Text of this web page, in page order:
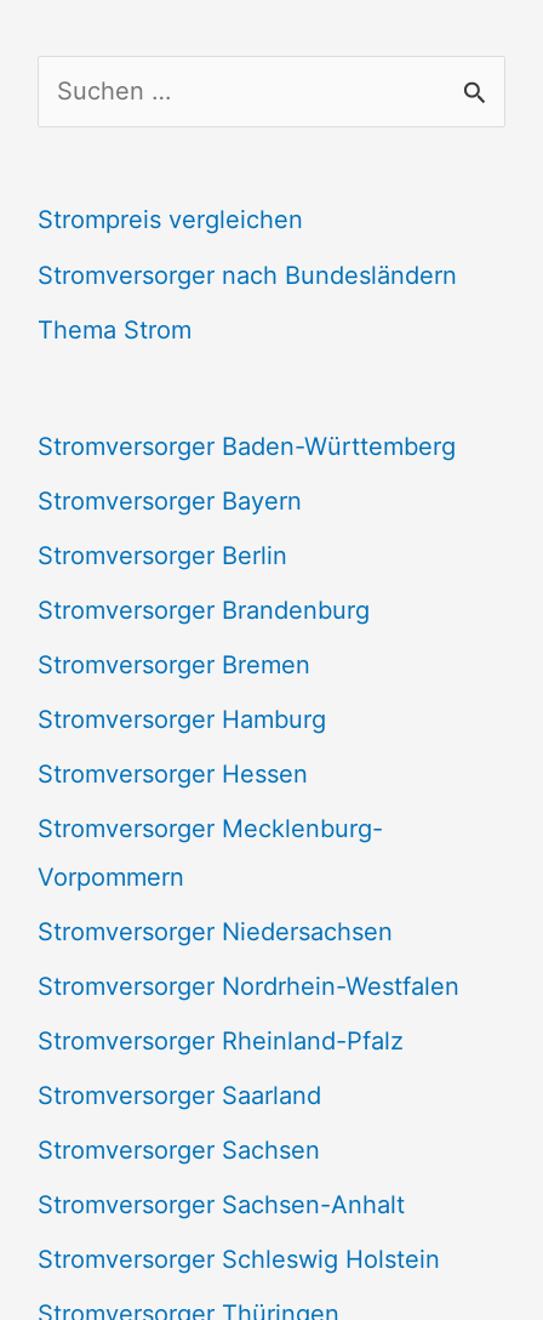
u
h
e
n
h
:
Strompreis vergleichen
Stromversorger nach Bundesländern
Thema Strom
Stromversorger Baden-Württemberg
Stromversorger Bayern
Stromversorger Berlin
Stromversorger Brandenburg
Stromversorger Bremen
Stromversorger Hamburg
Stromversorger Hessen
Stromversorger Mecklenburg-
Vorpommern
Stromversorger Niedersachsen
Stromversorger Nordrhein-Westfalen
Stromversorger Rheinland-Pfalz
Stromversorger Saarland
Stromversorger Sachsen
Stromversorger Sachsen-Anhalt
Stromversorger Schleswig Holstein
Stromversorger Thüringen